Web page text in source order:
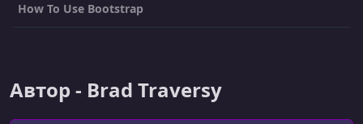
How To Use Bootstrap
УРОК 7.
Автор - Brad Traversy